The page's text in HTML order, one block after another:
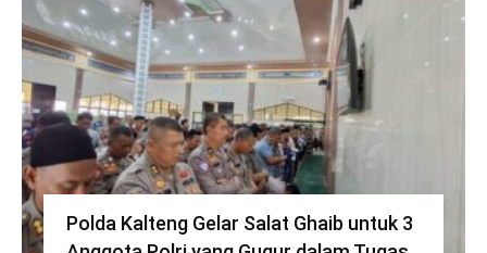
Polda Kalteng Gelar Salat Ghaib untuk 3